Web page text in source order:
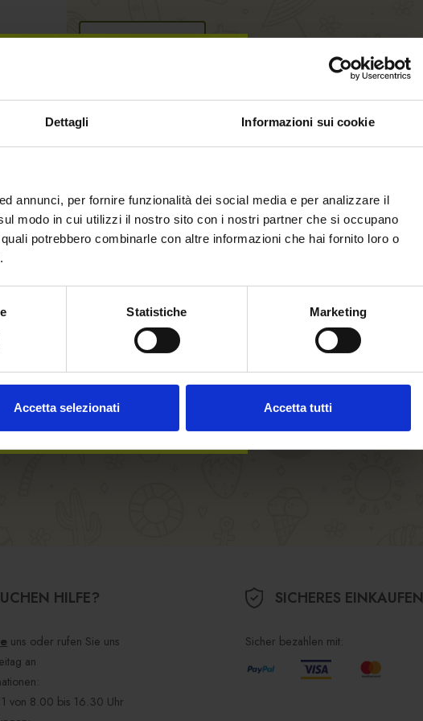
auf forst.it.
Sie volljährig?
Dettagli Informazioni sui cookie
annunci, per fornire funzionalità dei social media e per analizzare il
modo in cui utilizzi il nostro sito con i nostri partner che si occupano
potrebbero combinarle con altre informazioni che hai fornito loro o
Statistiche Marketing
Accetta selezionati Accetta tutti
- +
IN DEN WARENKORB
SKU E100010
HILFE?
uns oder rufen Sie uns
an
von 8.00 bis 16.30 Uhr
SICHERES EINKAUFEN
Sicher bezahlen mit: